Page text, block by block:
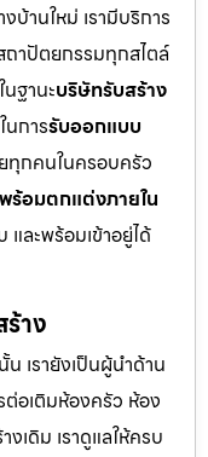
บ้านใหม่ เรามีบริการ
าปัตยกรรมทุกสไตล์
ฐานะบริษัทรับสร้าง
การรับออกแบบ
ทุกคนในครอบครัว
ร้อมตกแต่งภายใน
ละพร้อมเข้าอยู่ได้
าง
เรายังเป็นผู้นำด้าน
ต่อเติมห้องครัว ห้อง
เดิม เราดูแลให้ครบ